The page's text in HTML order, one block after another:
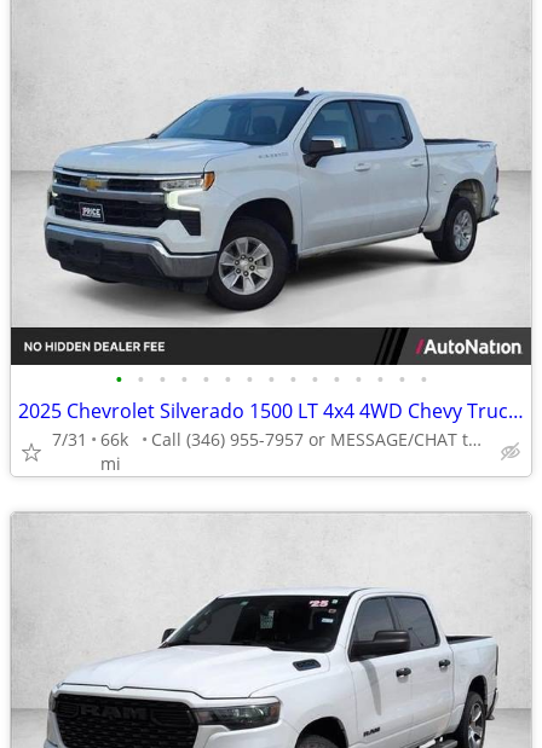
• • • • • • • • • • • • • • •
2025 Chevrolet Silverado 1500 LT 4x4 4WD Chevy Truck Crew cab AUTONATION
7/31
66k
mi
Call (346) 955-7957 or MESSAGE/CHAT to confirm availability